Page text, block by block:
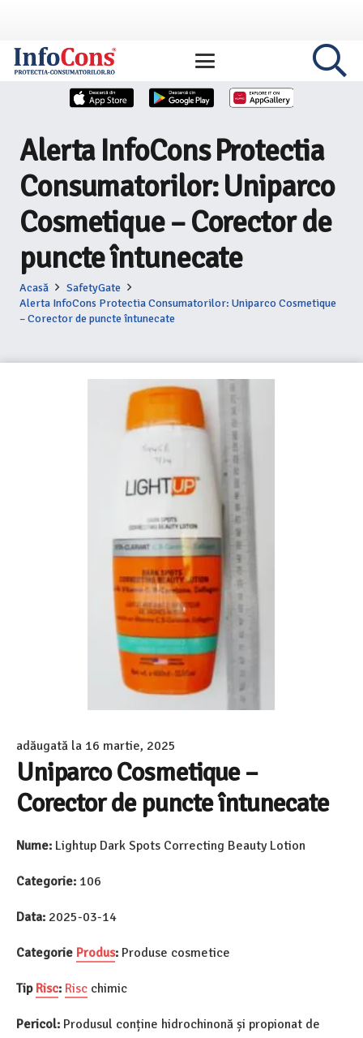
Alerta InfoCons Protectia
Consumatorilor: Uniparco
Cosmetique – Corector de
puncte întunecate
Acasă
SafetyGate
Alerta InfoCons Protectia Consumatorilor: Uniparco Cosmetique
– Corector de puncte întunecate
adăugată la 16 martie, 2025
Uniparco Cosmetique –
Corector de puncte întunecate
Nume: Lightup Dark Spots Correcting Beauty Lotion
Categorie: 106
Data: 2025-03-14
Categorie Produs: Produse cosmetice
Tip Risc: Risc chimic
Pericol: Produsul conține hidrochinonă și propionat de